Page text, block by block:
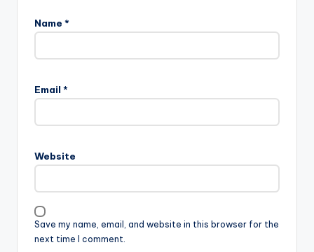
Name *
Email *
Website
Save my name, email, and website in this browser for the
next time I comment.